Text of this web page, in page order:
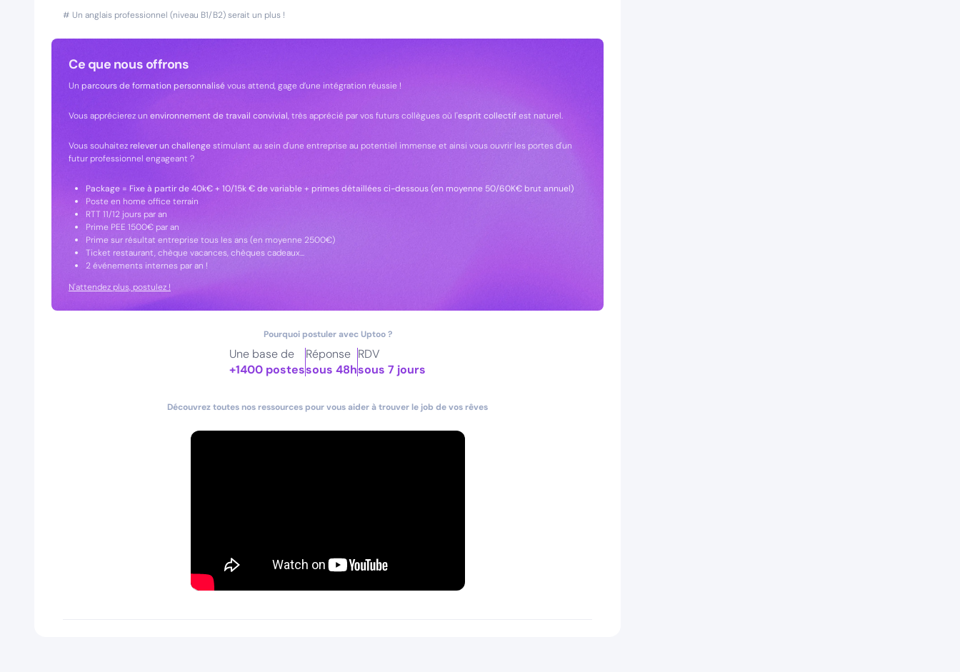
# Un anglais professionnel (niveau B1/B2) serait un plus !
Ce que nous offrons
Un parcours de formation personnalisévous attend, gage d’une intégration réussie !
Vous apprécierez un environnement de travail convivial, très apprécié par vos futurs collègues où l'esprit collectifest naturel.
Vous souhaitezrelever un challengestimulant au sein d'une entreprise au potentiel immense et ainsi vous ouvrir les portes d'un
futur professionnel engageant ?
Package = Fixe à partir de 40k€ + 10/15k € de variable + primes détaillées ci-dessous (en moyenne 50/60K€ brut annuel)
Poste en home office terrain
RTT 11/12 jours par an
Prime PEE 1500€ par an
Prime sur résultat entreprise tous les ans (en moyenne 2500€)
Ticket restaurant, chèque vacances, chèques cadeaux...
2 événements internes par an !
N'attendez plus, postulez !
Pourquoi postuler avec Uptoo ?
Une base de
+1400 postes
Réponse
sous 48h
RDV
sous 7 jours
Découvrez toutes nos ressources pour vous aider à trouver le job de vos rêves